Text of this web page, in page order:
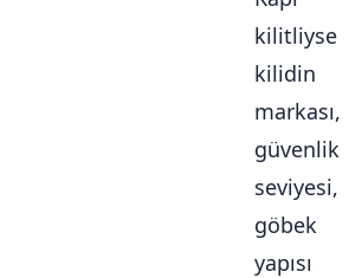
kilitliyse
kilidin
markası,
güvenlik
seviyesi,
göbek
yapısı